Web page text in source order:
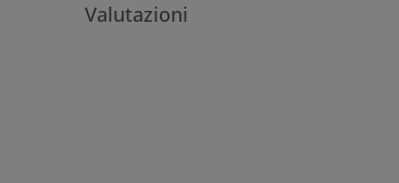
Valutazioni